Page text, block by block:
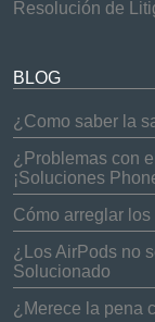
Resolución de
BLOG
¿Como saber la
¿Problemas con
¡Soluciones
Cómo arreglar
¿Los AirPods no
Solucionado
¿Merece la pena